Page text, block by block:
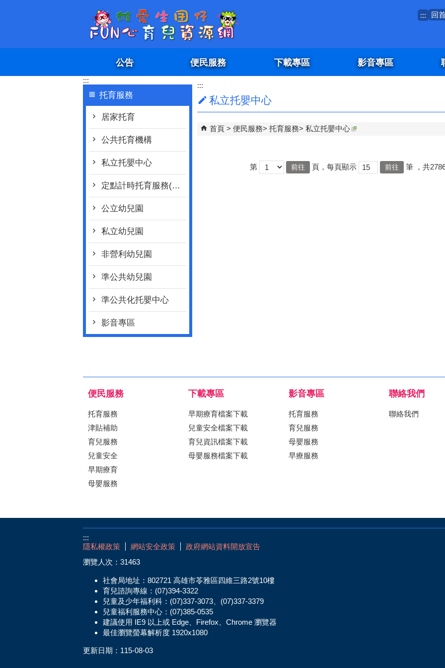
::: 回
公告 便民服務 下載專區 影音專區
:::
托育服務
居家托育
公共托育機構
私立托嬰中心
定點計時托育服務(臨時托育)
公立幼兒園
私立幼兒園
非營利幼兒園
準公共幼兒園
準公共化托嬰中心
影音專區
:::
私立托嬰中心
首頁 便民服務 托育服務 私立托嬰中心
第 頁，每頁顯示 筆 ，共
便民服務
托育服務
津貼補助
育兒服務
兒童安全
早期療育
母嬰服務
下載專區
早期療育檔案下載
兒童安全檔案下載
育兒資訊檔案下載
母嬰服務檔案下載
影音專區
托育服務
育兒服務
母嬰服務
早療服務
聯絡我們
聯絡我們
:::
隱私權政策
網站安全政策
政府網站資料開放宣告
瀏覽人次： 31463
社會局地址：802721 高雄市苓雅區四維三路2號10樓
育兒諮詢專線：(07)394-3322
兒童及少年福利科：(07)337-3073、(07)337-3379
兒童福利服務中心：(07)385-0535
建議使用 IE9 以上或 Edge、Firefox、Chrome 瀏覽器
最佳瀏覽螢幕解析度 1920x1080
更新日期： 115-08-03